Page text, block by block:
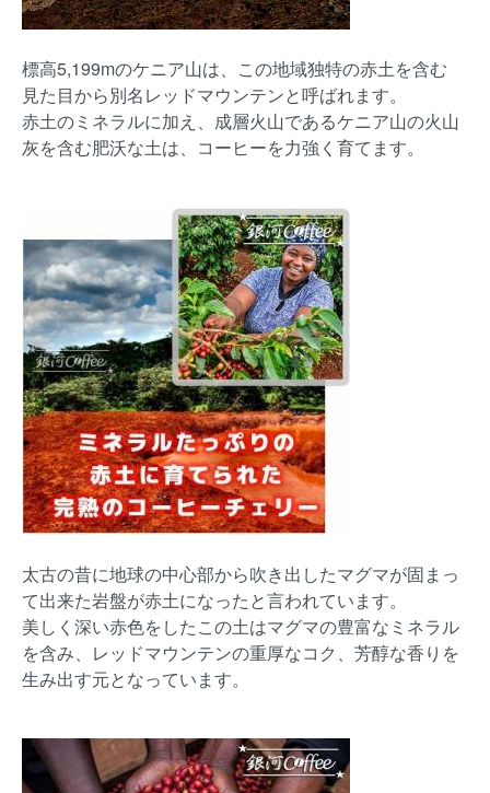
標高5,199mのケニア山は、この地域独特の赤土を含む
見た目から別名レッドマウンテンと呼ばれます。
赤土のミネラルに加え、成層火山であるケニア山の火山
灰を含む肥沃な土は、コーヒーを力強く育てます。
太古の昔に地球の中心部から吹き出したマグマが固まっ
て出来た岩盤が赤土になったと言われています。
美しく深い赤色をしたこの土はマグマの豊富なミネラル
を含み、レッドマウンテンの重厚なコク、芳醇な香りを
生み出す元となっています。